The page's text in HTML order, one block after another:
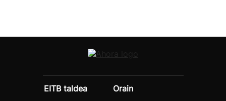
EITB taldea
Orain